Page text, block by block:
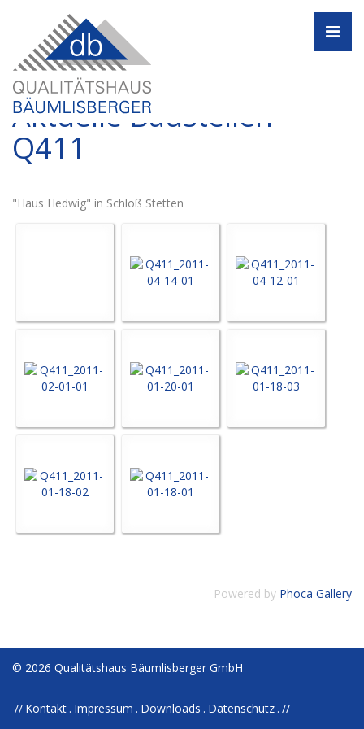
Aktuelle Baustellen -
Q411
"Haus Hedwig" in Schloß Stetten
Powered by Phoca Gallery
© 2026 Qualitätshaus Bäumlisberger GmbH
Kontakt Impressum Downloads Datenschutz //